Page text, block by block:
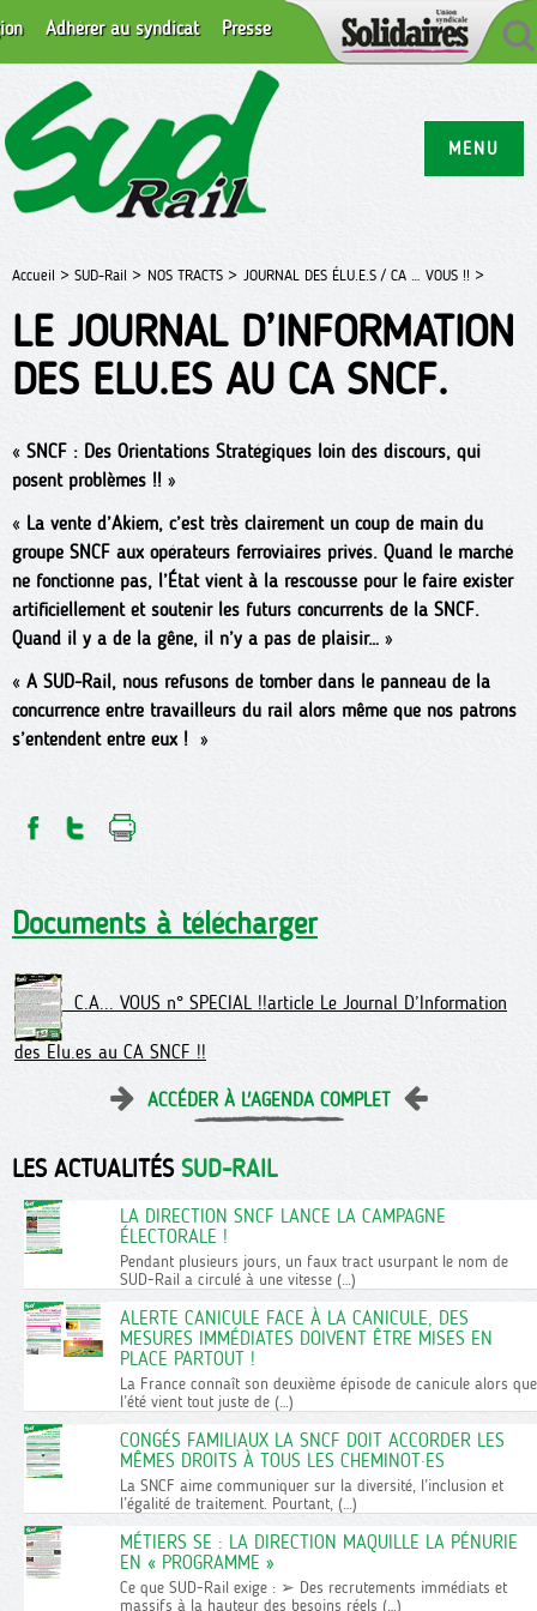
MENU
Adhérer au syndicat Presse
Accueil > SUD-Rail > NOS TRACTS > JOURNAL DES ÉLU.E.S / CA … VOUS !! >
LE JOURNAL D’INFORMATION
DES ELU.ES AU CA SNCF.
« SNCF : Des Orientations Stratégiques loin des discours, qui
posent problèmes !! »
« La vente d’Akiem, c’est très clairement un coup de main du
groupe SNCF aux opérateurs ferroviaires privés. Quand le marché
ne fonctionne pas, l’État vient à la rescousse pour le faire exister
artificiellement et soutenir les futurs concurrents de la SNCF.
Quand il y a de la gêne, il n’y a pas de plaisir… »
« A SUD-Rail, nous refusons de tomber dans le panneau de la
concurrence entre travailleurs du rail alors même que nos patrons
s’entendent entre eux ! »
Documents à télécharger
C.A... VOUS n° SPECIAL !!article Le Journal D’Information
des Elu.es au CA SNCF !!
ACCÉDER À L'AGENDA COMPLET
LES ACTUALITÉS SUD-RAIL
LA DIRECTION SNCF LANCE LA CAMPAGNE
ÉLECTORALE !
Pendant plusieurs jours, un faux tract usurpant le nom de
SUD-Rail a circulé à une vitesse (…)
ALERTE CANICULE FACE À LA CANICULE, DES
MESURES IMMÉDIATES DOIVENT ÊTRE MISES EN
PLACE PARTOUT !
La France connaît son deuxième épisode de canicule alors que
l’été vient tout juste de (…)
CONGÉS FAMILIAUX LA SNCF DOIT ACCORDER LES
MÊMES DROITS À TOUS LES CHEMINOT·ES
La SNCF aime communiquer sur la diversité, l’inclusion et
l’égalité de traitement. Pourtant, (…)
MÉTIERS SE : LA DIRECTION MAQUILLE LA PÉNURIE
EN « PROGRAMME »
Ce que SUD-Rail exige : ➢ Des recrutements immédiats et
massifs à la hauteur des besoins réels (…)